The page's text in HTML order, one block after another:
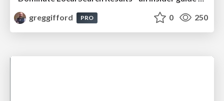
greggifford
PRO 0 250